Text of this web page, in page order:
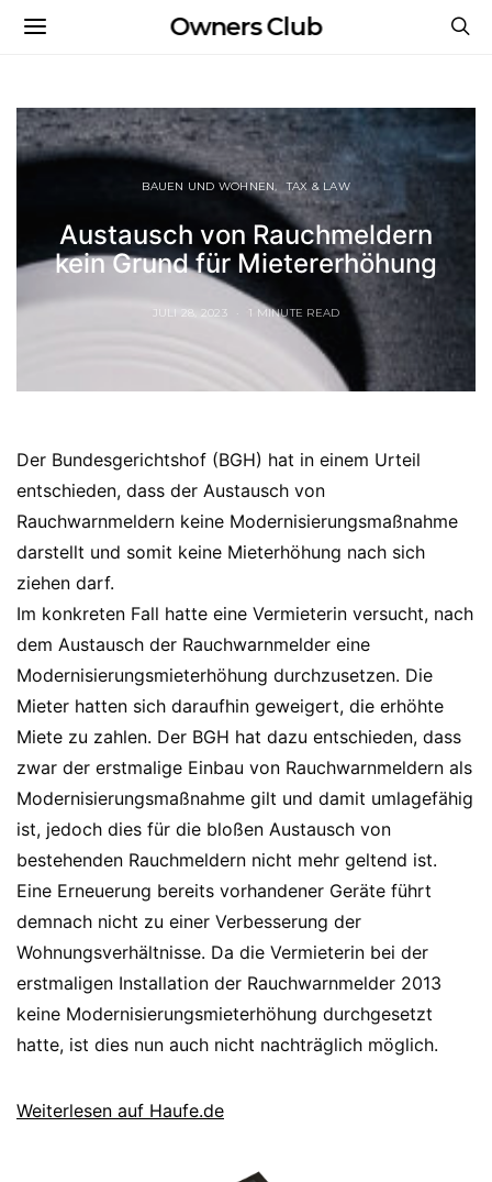
Owners Club
BAUEN UND WOHNEN TAX & LAW
Austausch von Rauchmeldern
kein Grund für Mietererhöhung
JULI 28, 2023 1 MINUTE READ
Der Bundesgerichtshof (BGH) hat in einem Urteil
entschieden, dass der Austausch von
Rauchwarnmeldern keine Modernisierungsmaßnahme
darstellt und somit keine Mieterhöhung nach sich
ziehen darf.
Im konkreten Fall hatte eine Vermieterin versucht, nach
dem Austausch der Rauchwarnmelder eine
Modernisierungsmieterhöhung durchzusetzen. Die
Mieter hatten sich daraufhin geweigert, die erhöhte
Miete zu zahlen. Der BGH hat dazu entschieden, dass
zwar der erstmalige Einbau von Rauchwarnmeldern als
Modernisierungsmaßnahme gilt und damit umlagefähig
ist, jedoch dies für die bloßen Austausch von
bestehenden Rauchmeldern nicht mehr geltend ist.
Eine Erneuerung bereits vorhandener Geräte führt
demnach nicht zu einer Verbesserung der
Wohnungsverhältnisse. Da die Vermieterin bei der
erstmaligen Installation der Rauchwarnmelder 2013
keine Modernisierungsmieterhöhung durchgesetzt
hatte, ist dies nun auch nicht nachträglich möglich.
Weiterlesen auf Haufe.de